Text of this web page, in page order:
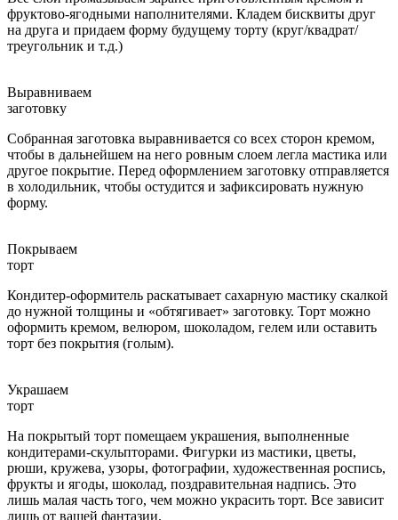
фруктово-ягодными наполнителями. Кладем бисквиты друг
на друга и придаем форму будущему торту (круг/квадрат/
треугольник и т.д.)
Выравниваем
заготовку
Собранная заготовка выравнивается со всех сторон кремом,
чтобы в дальнейшем на него ровным слоем легла мастика или
другое покрытие. Перед оформлением заготовку отправляется
в холодильник, чтобы остудится и зафиксировать нужную
форму.
Покрываем
торт
Кондитер-оформитель раскатывает сахарную мастику скалкой
до нужной толщины и «обтягивает» заготовку. Торт можно
оформить кремом, велюром, шоколадом, гелем или оставить
торт без покрытия (голым).
Украшаем
торт
На покрытый торт помещаем украшения, выполненные
кондитерами-скульпторами. Фигурки из мастики, цветы,
рюши, кружева, узоры, фотографии, художественная роспись,
фрукты и ягоды, шоколад, поздравительная надпись. Это
лишь малая часть того, чем можно украсить торт. Все зависит
лишь от вашей фантазии.